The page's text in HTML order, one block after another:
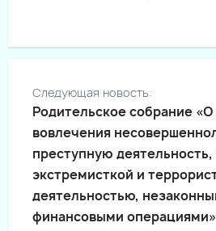
Следующая новость:
Родительское собрание
вовлечения
преступную
экстремисткой и
деятельностью,
финансовыми операциями»